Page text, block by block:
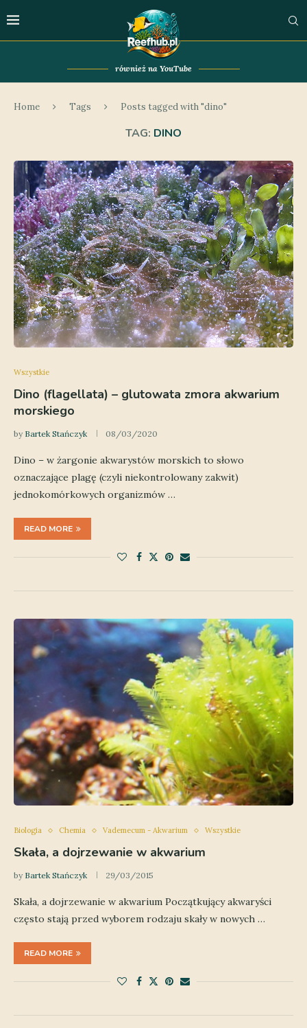
również na YouTube
Home Tags Posts tagged with "dino"
TAG: DINO
Wszystkie
Dino (flagellata) – glutowata zmora akwarium
morskiego
by Bartek Stańczyk 08/03/2020
Dino – w żargonie akwarystów morskich to słowo
oznaczające plagę (czyli niekontrolowany zakwit)
jednokomórkowych organizmów …
READ MORE
Biologia Chemia Vademecum - Akwarium Wszystkie
Skała, a dojrzewanie w akwarium
by Bartek Stańczyk 29/03/2015
Skała, a dojrzewanie w akwarium Początkujący akwaryści
często stają przed wyborem rodzaju skały w nowych …
READ MORE